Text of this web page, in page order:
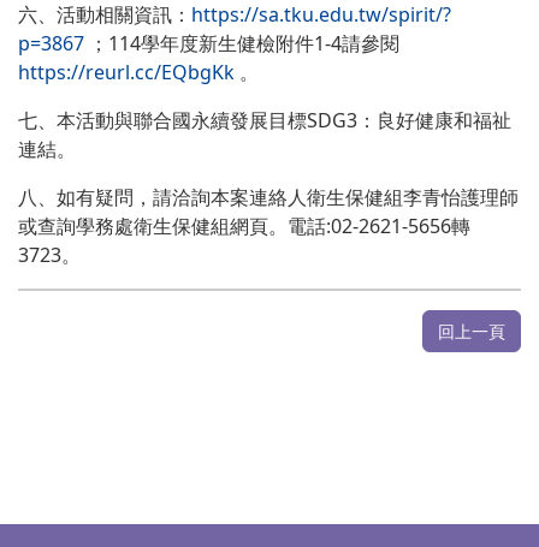
六、活動相關資訊： https://sa.tku.edu.tw/spirit/?
p=3867 ；114學年度新生健檢附件1-4請參閱
https://reurl.cc/EQbgKk 。
七、本活動與聯合國永續發展目標SDG3：良好健康和福祉
連結。
八、如有疑問，請洽詢本案連絡人衛生保健組李青怡護理師
或查詢學務處衛生保健組網頁。電話:02-2621-5656轉
3723。
回上一頁